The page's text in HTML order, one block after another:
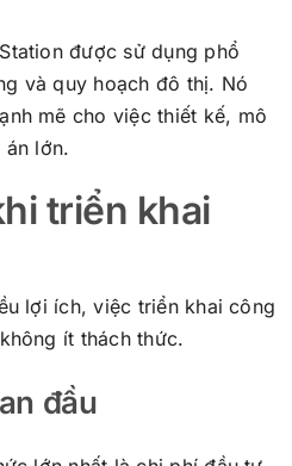
được sử dụng phổ
và quy hoạch đô thị. Nó
mẽ cho việc thiết kế, mô
lớn.
triển khai
lợi ích, việc triển khai công
ít thách thức.
đầu